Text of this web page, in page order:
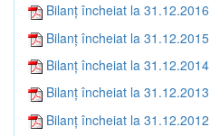
Bilanţ încheiat la 31.12.2016
Bilanţ încheiat la 31.12.2015
Bilanţ încheiat la 31.12.2014
Bilanţ încheiat la 31.12.2013
Bilanţ încheiat la 31.12.2012